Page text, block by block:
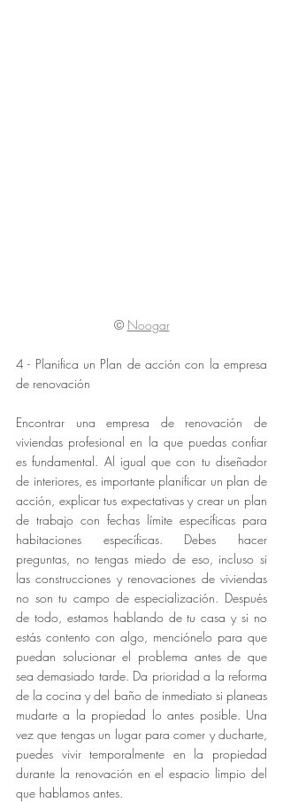
© Noogar
4 - Planifica un Plan de acción con la empresa
de renovación
Encontrar una empresa de renovación de
viviendas profesional en la que puedas confiar
es fundamental. Al igual que con tu diseñador
de interiores, es importante planificar un plan de
acción, explicar tus expectativas y crear un plan
de trabajo con fechas límite específicas para
habitaciones específicas. Debes hacer
preguntas, no tengas miedo de eso, incluso si
las construcciones y renovaciones de viviendas
no son tu campo de especialización. Después
de todo, estamos hablando de tu casa y si no
estás contento con algo, menciónelo para que
puedan solucionar el problema antes de que
sea demasiado tarde. Da prioridad a la reforma
de la cocina y del baño de inmediato si planeas
mudarte a la propiedad lo antes posible. Una
vez que tengas un lugar para comer y ducharte,
puedes vivir temporalmente en la propiedad
durante la renovación en el espacio limpio del
que hablamos antes.